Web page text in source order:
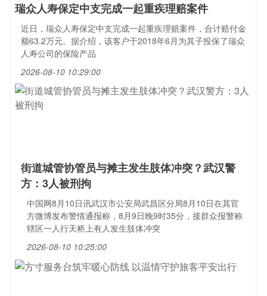
瑞众人寿保定中支完成一起重疾理赔案件
近日，瑞众人寿保定中支完成一起重疾理赔案件，合计赔付金
额63.2万元。据介绍，该客户于2018年6月为其子投保了瑞众
人寿公司的保险产品
2026-08-10 10:29:00
街道城管协管员与摊主发生肢体冲突？武汉警
方：3人被刑拘
中国网8月10日讯武汉市公安局武昌区分局8月10日在其官
方微博发布警情通报称，8月9日晚9时35分，接群众报警称
辖区一人行天桥上有人发生肢体冲突
2026-08-10 10:25:00